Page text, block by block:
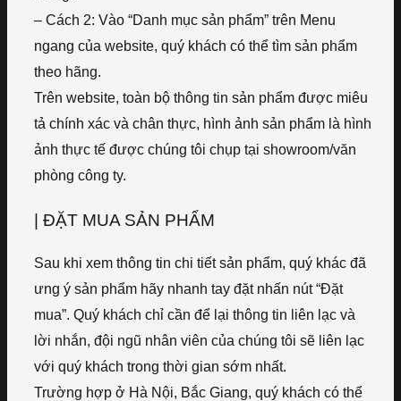
– Cách 2: Vào “Danh mục sản phẩm” trên Menu
ngang của website, quý khách có thể tìm sản phẩm
theo hãng.
Trên website, toàn bộ thông tin sản phẩm được miêu
tả chính xác và chân thực, hình ảnh sản phẩm là hình
ảnh thực tế được chúng tôi chụp tại showroom/văn
phòng công ty.
| ĐẶT MUA SẢN PHẨM
Sau khi xem thông tin chi tiết sản phẩm, quý khác đã
ưng ý sản phẩm hãy nhanh tay đặt nhấn nút “Đặt
mua”. Quý khách chỉ cần để lại thông tin liên lạc và
lời nhắn, đội ngũ nhân viên của chúng tôi sẽ liên lạc
với quý khách trong thời gian sớm nhất.
Trường hợp ở Hà Nội, Bắc Giang, quý khách có thể